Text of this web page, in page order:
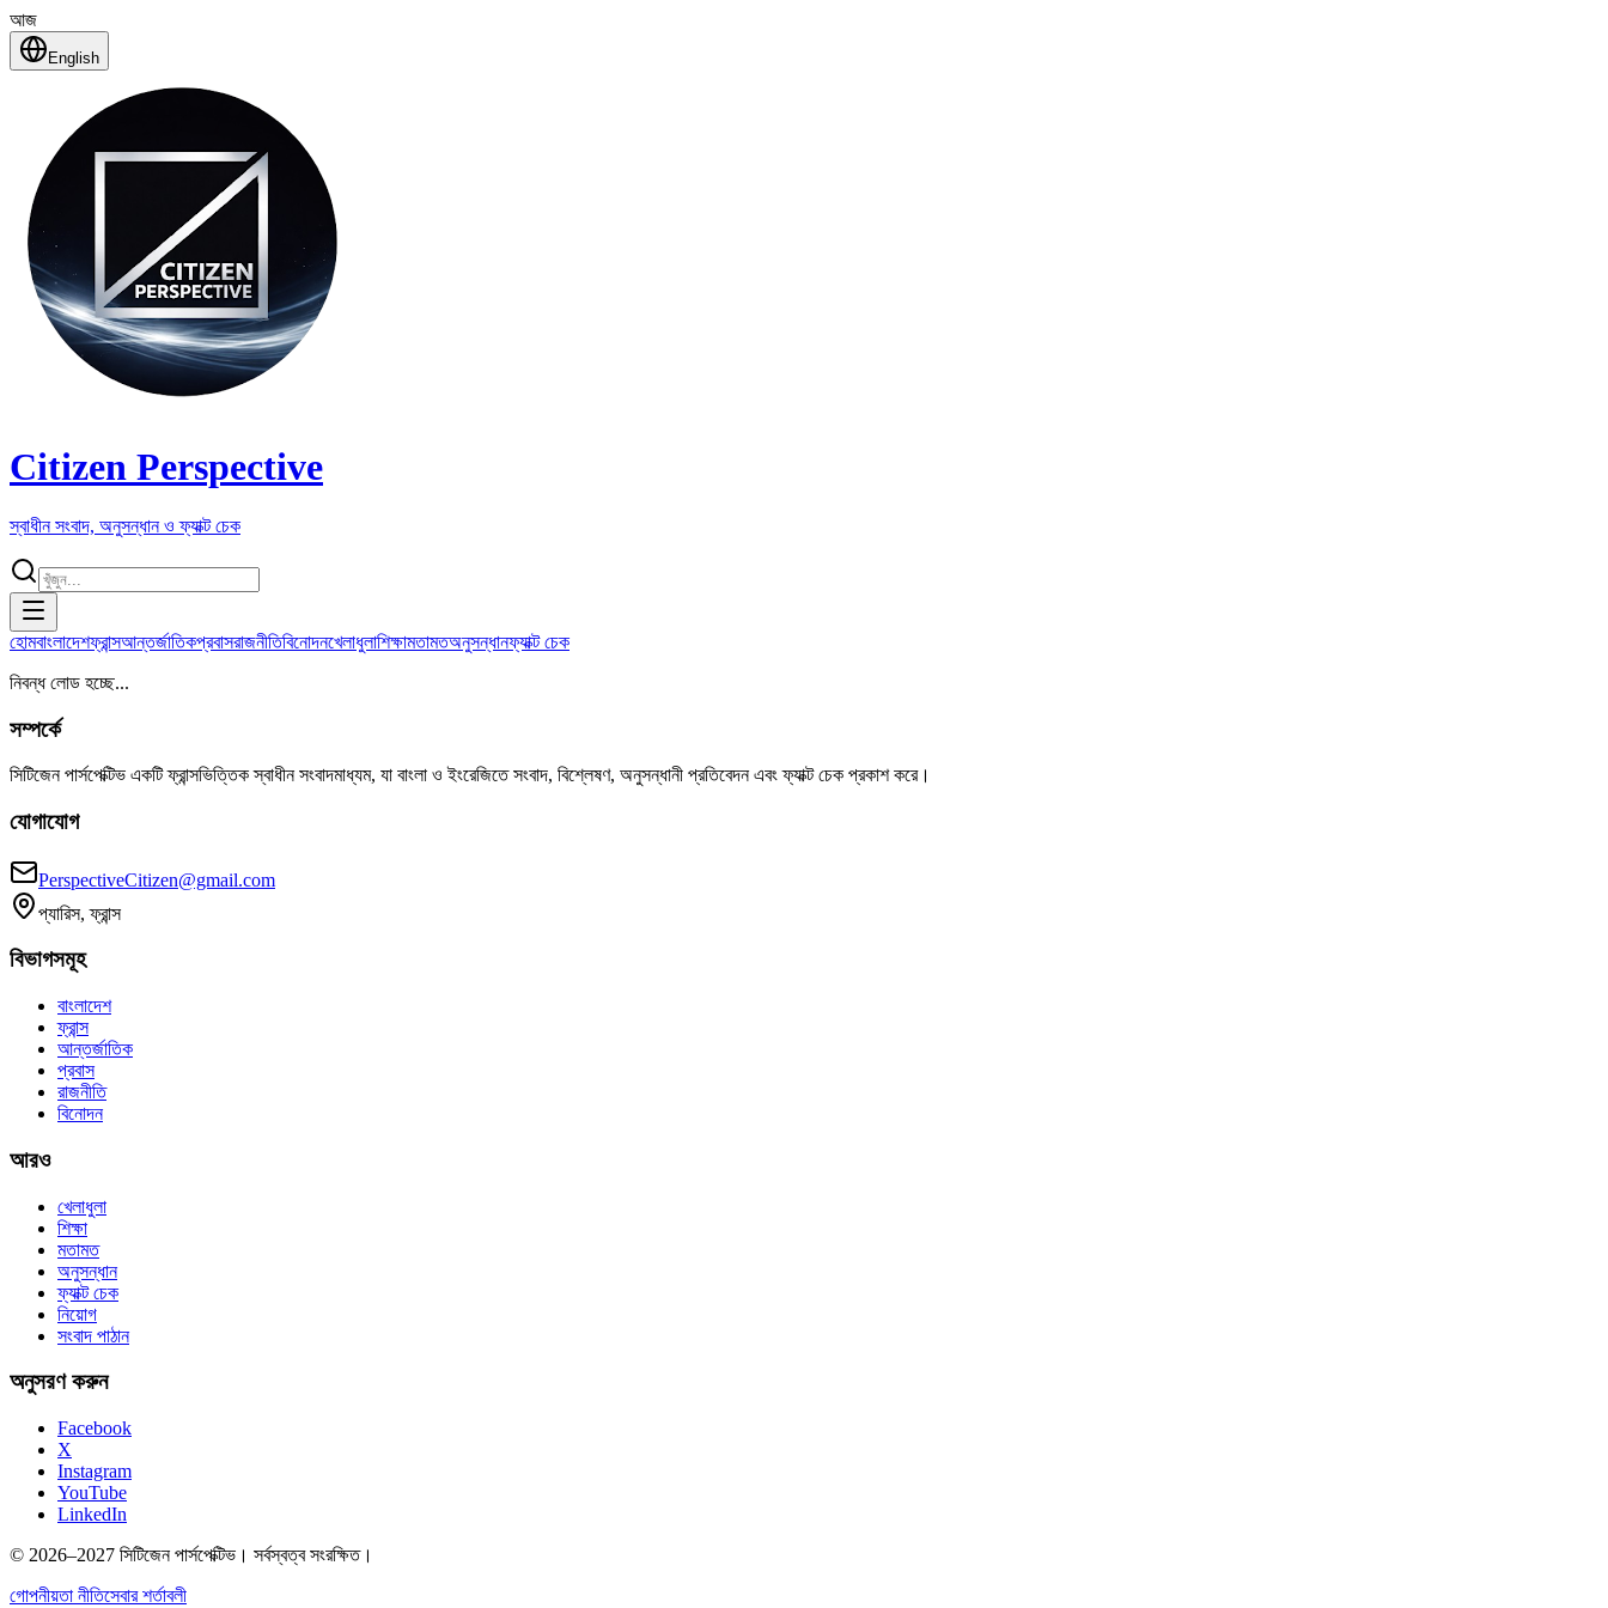
আজ
English
Citizen Perspective
স্বাধীন সংবাদ, অনুসন্ধান ও ফ্যাক্ট চেক
হোমবাংলাদেশফ্রান্সআন্তর্জাতিকপ্রবাসরাজনীতিবিনোদনখেলাধুলাশিক্ষামতামতঅনুসন্ধানফ্যাক্ট চেক
নিবন্ধ লোড হচ্ছে...
সম্পর্কে
সিটিজেন পার্সপেক্টিভ একটি ফ্রান্সভিত্তিক স্বাধীন সংবাদমাধ্যম, যা বাংলা ও ইংরেজিতে সংবাদ, বিশ্লেষণ, অনুসন্ধানী প্রতিবেদন এবং ফ্যাক্ট চেক প্রকাশ করে।
যোগাযোগ
PerspectiveCitizen@gmail.com
প্যারিস, ফ্রান্স
বিভাগসমূহ
বাংলাদেশ
ফ্রান্স
আন্তর্জাতিক
প্রবাস
রাজনীতি
বিনোদন
আরও
খেলাধুলা
শিক্ষা
মতামত
অনুসন্ধান
ফ্যাক্ট চেক
নিয়োগ
সংবাদ পাঠান
অনুসরণ করুন
Facebook
X
Instagram
YouTube
LinkedIn
© 2026–2027 সিটিজেন পার্সপেক্টিভ। সর্বস্বত্ব সংরক্ষিত।
গোপনীয়তা নীতিসেবার শর্তাবলী